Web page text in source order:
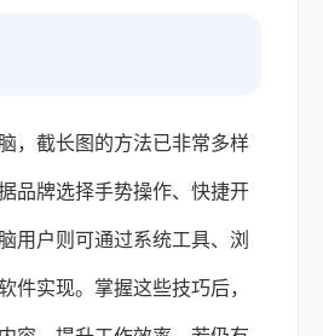
，截长图的方法已非常多样
品牌选择手势操作、快捷开
用户则可通过系统工具、浏
件实现。掌握这些技巧后，